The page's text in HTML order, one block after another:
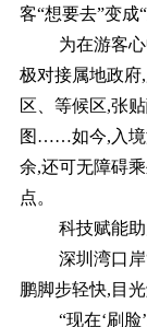
客“想要去”变成“
为在游客
极对接属地政府
区、等候区,张
图……如今,入境
余,还可无障碍
点。
科技赋能
深圳湾口
鹏脚步轻快,目
“现在‘刷